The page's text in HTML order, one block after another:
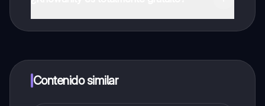
a determinadas funciones.
Contenido similar